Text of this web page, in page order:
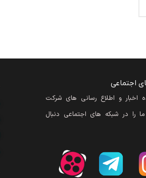
اجتماعی
اخبار و اطلاع رسانی های شرکت
را در شبکه های اجتماعی دنبال